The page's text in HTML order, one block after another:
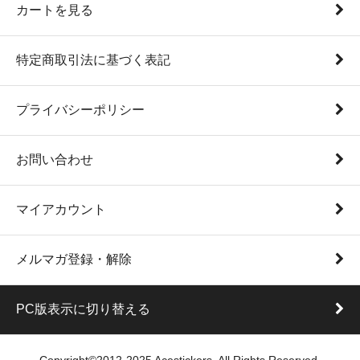
カートを見る
特定商取引法に基づく表記
プライバシーポリシー
お問い合わせ
マイアカウント
メルマガ登録・解除
PC版表示に切り替える